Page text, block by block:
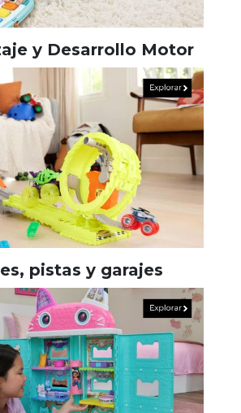
y Desarrollo Motor
pistas y garajes